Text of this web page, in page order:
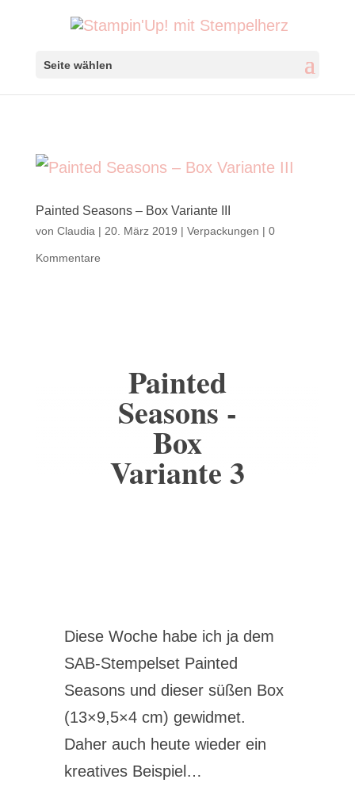
Seite wählen
Painted Seasons – Box Variante III
von Claudia | 20. März 2019 | Verpackungen | 0
Kommentare
Painted
Seasons -
Box
Variante 3
Diese Woche habe ich ja dem
SAB-Stempelset Painted
Seasons und dieser süßen Box
(13×9,5×4 cm) gewidmet.
Daher auch heute wieder ein
kreatives Beispiel…